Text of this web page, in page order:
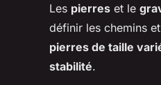
Les pierres et le
définir les chemins
pierres de taille
stabilité.